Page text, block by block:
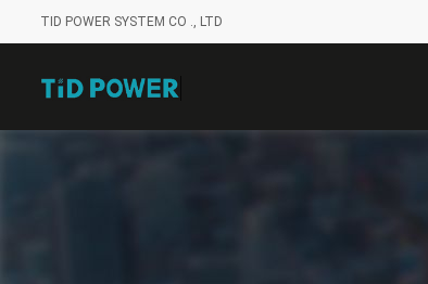
TID POWER SYSTEM CO ., LTD